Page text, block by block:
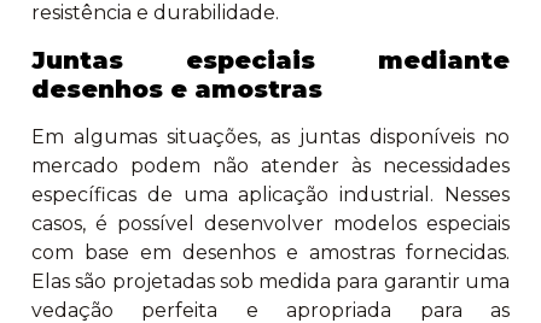
resistência e durabilidade.
Juntas especiais mediante
desenhos e amostras
Em algumas situações, as juntas disponíveis no
mercado podem não atender às necessidades
específicas de uma aplicação industrial. Nesses
casos, é possível desenvolver modelos especiais
com base em desenhos e amostras fornecidas.
Elas são projetadas sob medida para garantir uma
vedação perfeita e apropriada para as